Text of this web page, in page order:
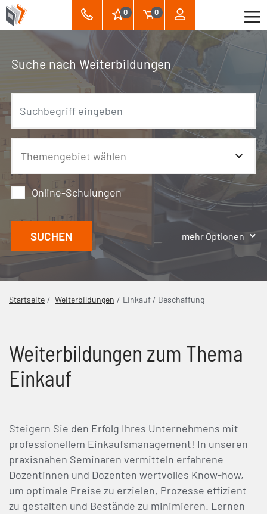
0 0
Suche nach Weiterbildungen
Online-Schulungen
SUCHEN mehr Optionen
Startseite Weiterbildungen Einkauf / Beschaffung
Weiterbildungen zum Thema
Einkauf
Steigern Sie den Erfolg Ihres Unternehmens mit
professionellem Einkaufsmanagement! In unseren
praxisnahen Seminaren vermitteln erfahrene
Dozentinnen und Dozenten wertvolles Know-how,
um optimale Preise zu erzielen, Prozesse effizient
zu gestalten und Bestände zu minimieren. Lernen